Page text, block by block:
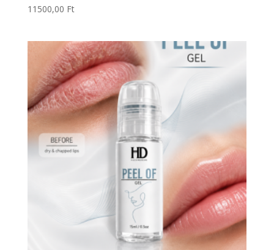
11500,00 Ft